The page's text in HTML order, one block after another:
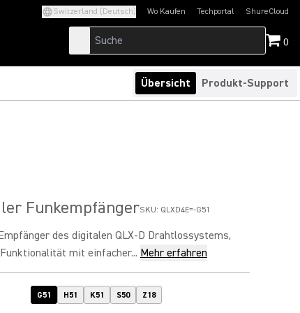
Switzerland (Deutsch) Wo Kaufen Techportal
(Opens in a new tab)ShureCloud
(Opens in a new
0
Übersicht Produkt-Support
FunkempfängerSKU: QLXD4E=-G51
des digitalen QLX-D Drahtlossystems,
mit einfacher... Mehr erfahren
G51 H51 K51 S50 Z18